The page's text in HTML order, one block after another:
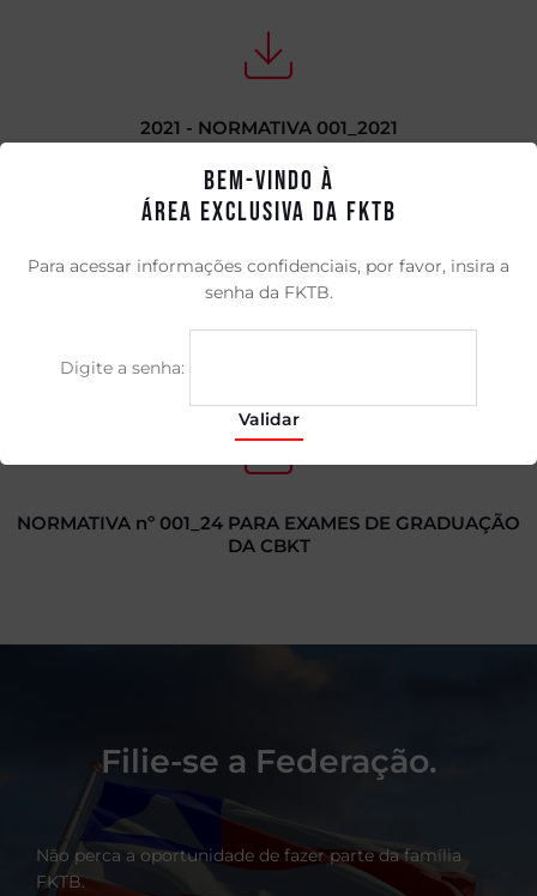
Bem-vindo à
Área Exclusiva da FKTB
Para acessar informações confidenciais, por favor, insira a
senha da FKTB.
Digite a senha:
Validar
2021 - NORMATIVA 001_2021
2025 - Diretoria Eleita - Gestão 2024 à 2028
NORMATIVA nº 001_24 PARA EXAMES DE GRADUAÇÃO
DA CBKT
Filie-se a Federação.
Não perca a oportunidade de fazer parte da família
FKTB.